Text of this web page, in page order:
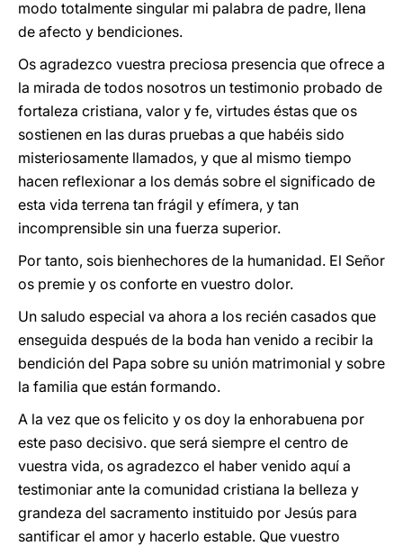
modo totalmente singular mi palabra de padre, llena
de afecto y bendiciones.
Os agradezco vuestra preciosa presencia que ofrece a
la mirada de todos nosotros un testimonio probado de
fortaleza cristiana, valor y fe, virtudes éstas que os
sostienen en las duras pruebas a que habéis sido
misteriosamente llamados, y que al mismo tiempo
hacen reflexionar a los demás sobre el significado de
esta vida terrena tan frágil y efímera, y tan
incomprensible sin una fuerza superior.
Por tanto, sois bienhechores de la humanidad. El Señor
os premie y os conforte en vuestro dolor.
Un saludo especial va ahora a los recién casados que
enseguida después de la boda han venido a recibir la
bendición del Papa sobre su unión matrimonial y sobre
la familia que están formando.
A la vez que os felicito y os doy la enhorabuena por
este paso decisivo. que será siempre el centro de
vuestra vida, os agradezco el haber venido aquí a
testimoniar ante la comunidad cristiana la belleza y
grandeza del sacramento instituido por Jesús para
santificar el amor y hacerlo estable. Que vuestro